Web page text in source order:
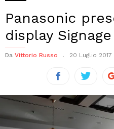
Panasonic
display
Da Vittorio Russo 20 Luglio 2017